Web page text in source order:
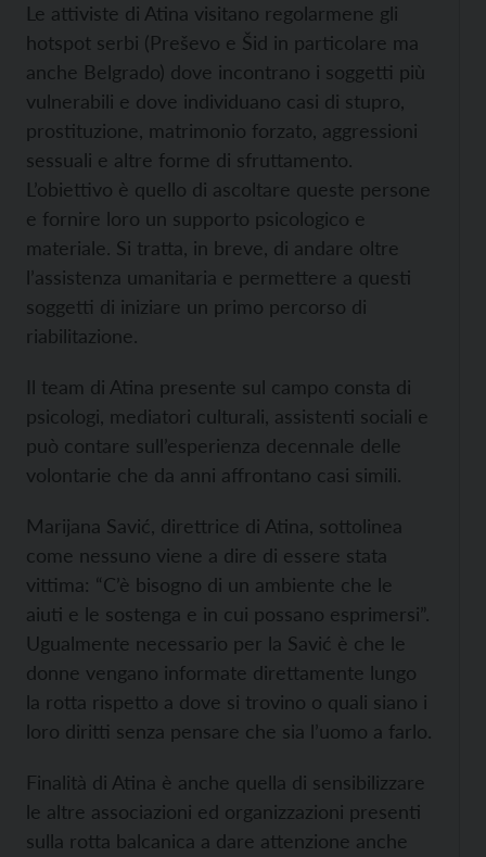
Le attiviste di Atina visitano regolarmene gli
hotspot serbi (Preševo e Šid in particolare ma
anche Belgrado) dove incontrano i soggetti più
vulnerabili e dove individuano casi di stupro,
prostituzione, matrimonio forzato, aggressioni
sessuali e altre forme di sfruttamento.
L’obiettivo è quello di ascoltare queste persone
e fornire loro un supporto psicologico e
materiale. Si tratta, in breve, di andare oltre
l’assistenza umanitaria e permettere a questi
soggetti di iniziare un primo percorso di
riabilitazione.
Il team di Atina presente sul campo consta di
psicologi, mediatori culturali, assistenti sociali e
può contare sull’esperienza decennale delle
volontarie che da anni affrontano casi simili.
Marijana Savić, direttrice di Atina, sottolinea
come nessuno viene a dire di essere stata
vittima: “C’è bisogno di un ambiente che le
aiuti e le sostenga e in cui possano esprimersi”.
Ugualmente necessario per la Savić è che le
donne vengano informate direttamente lungo
la rotta rispetto a dove si trovino o quali siano i
loro diritti senza pensare che sia l’uomo a farlo.
Finalità di Atina è anche quella di sensibilizzare
le altre associazioni ed organizzazioni presenti
sulla rotta balcanica a dare attenzione anche